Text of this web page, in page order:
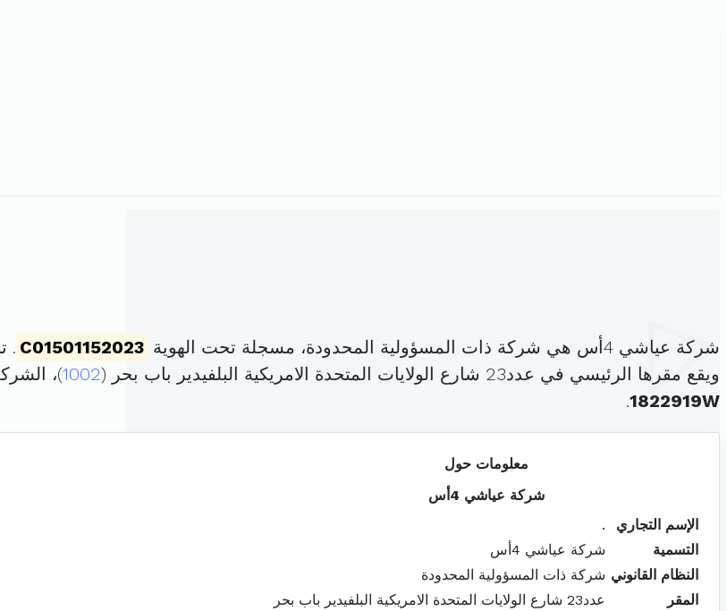
شركة عياشي 4أس هي شركة ذات المسؤولية المحدودة، مسجلة تحت الهوية C01501152023 . تم
ويقع مقرها الرئيسي في عدد23 شارع الولايات المتحدة الامريكية البلفيدير باب بحر (
1002)،
1822919W
.
معلومات حول
شركة عياشي 4أس
الإسم التجاري
.
التسمية
شركة عياشي 4أس
النظام القانوني شركة ذات المسؤولية المحدودة
المقر
عدد23 شارع الولايات المتحدة الامريكية البلفيدير باب بحر